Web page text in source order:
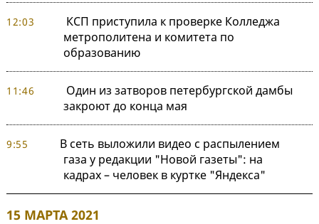
12:03
КСП приступила к проверке Колледжа
метрополитена и комитета по
образованию
11:46
Один из затворов петербургской дамбы
закроют до конца мая
9:55
В сеть выложили видео с распылением
газа у редакции "Новой газеты": на
кадрах – человек в куртке "Яндекса"
15 МАРТА 2021